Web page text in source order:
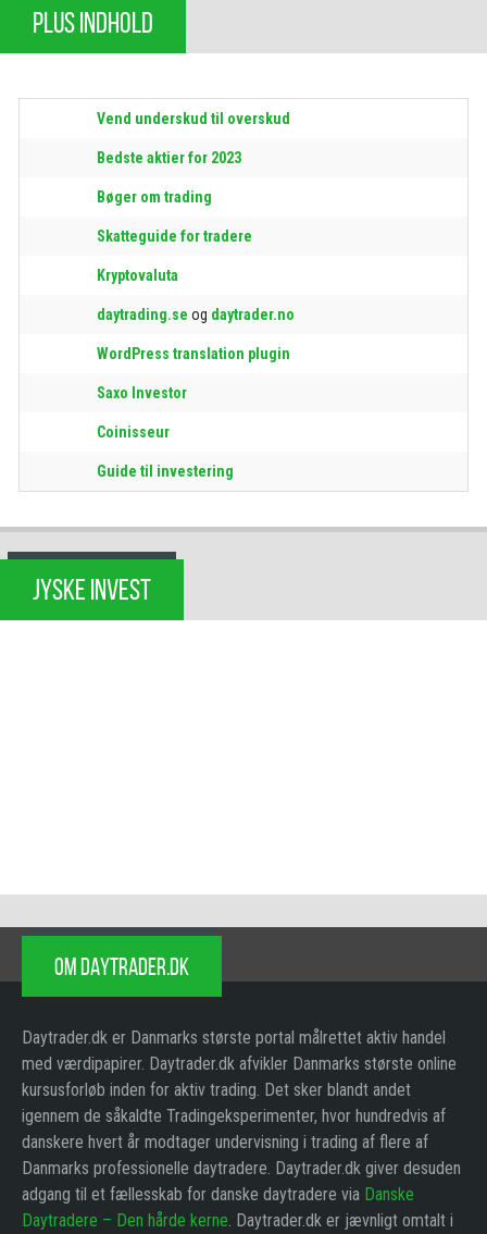
PLUS INDHOLD
Vend underskud til overskud
Bedste aktier for 2023
Bøger om trading
Skatteguide for tradere
Kryptovaluta
daytrading.se og daytrader.no
WordPress translation plugin
Saxo Investor
Coinisseur
Guide til investering
JYSKE INVEST
OM DAYTRADER.DK
Daytrader.dk er Danmarks største portal målrettet aktiv handel
med værdipapirer. Daytrader.dk afvikler Danmarks største online
kursusforløb inden for aktiv trading. Det sker blandt andet
igennem de såkaldte Tradingeksperimenter, hvor hundredvis af
danskere hvert år modtager undervisning i trading af flere af
Danmarks professionelle daytradere. Daytrader.dk giver desuden
adgang til et fællesskab for danske daytradere via Danske
Daytradere – Den hårde kerne. Daytrader.dk er jævnligt omtalt i